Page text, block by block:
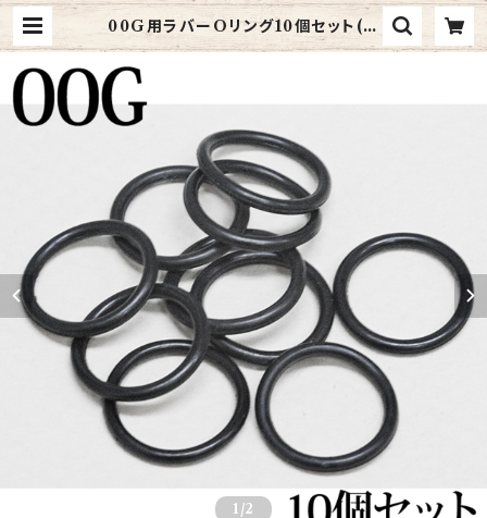
00G用ラバーOリング10個セット(O
-RING-00G-BK-B) | 4ages
1 /2